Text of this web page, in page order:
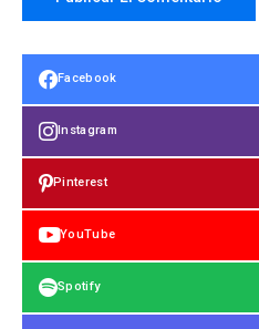
Facebook
Instagram
Pinterest
YouTube
Spotify